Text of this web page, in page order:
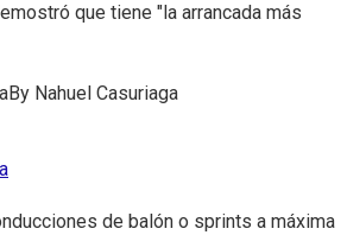
que tiene "la arrancada más
By Nahuel Casuriaga
de balón o sprints a máxima